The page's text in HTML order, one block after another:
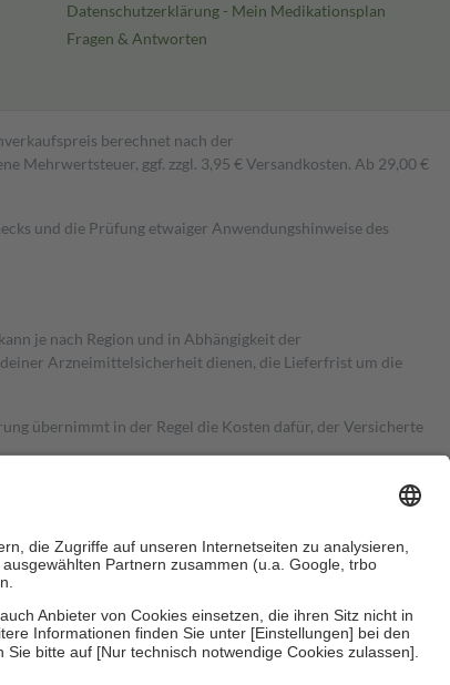
Datenschutzerklärung - Mein Medikationsplan
Fragen & Antworten
berechnet nach der
Mehrwertsteuer, ggf. zzgl. 3,95 € Versandkosten. Ab 29,00 €
und die Prüfung etwaiger Anwendungshinweise des
je nach Region und in Abhängigkeit der
Arzneimittelsicherheit dienen, die Lieferfrist um die
übernimmt in der Regel die Kosten dafür, der Versicherte
an bei: